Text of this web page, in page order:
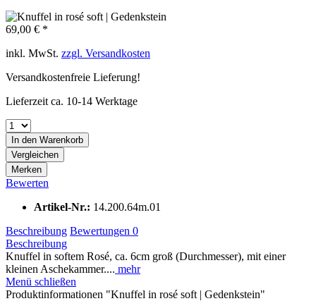
69,00 € *
inkl. MwSt. zzgl. Versandkosten
Versandkostenfreie Lieferung!
Lieferzeit ca. 10-14 Werktage
In den Warenkorb
Vergleichen
Merken
Bewerten
Artikel-Nr.: 14.200.64m.01
Beschreibung Bewertungen 0
Beschreibung
Knuffel in softem Rosé, ca. 6cm groß (Durchmesser), mit einer
kleinen Aschekammer.... mehr
Menü schließen
Produktinformationen "Knuffel in rosé soft | Gedenkstein"